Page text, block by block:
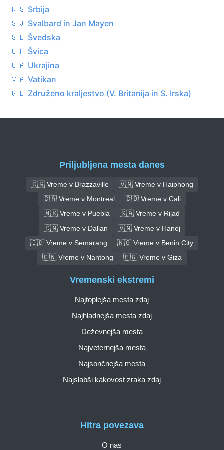
🇷🇸 Srbija
🇸🇯 Svalbard in Jan Mayen
🇸🇪 Švedska
🇨🇭 Švica
🇺🇦 Ukrajina
🇻🇦 Vatikan
🇬🇧 Združeno kraljestvo (V. Britanija in S. Irska)
Priljubljena mesta danes
🇨🇬 Vreme v Brazzaville
🇻🇳 Vreme v Haiphong
🇨🇦 Vreme v Montreal
🇨🇴 Vreme v Cali
🇲🇽 Vreme v Puebla
🇸🇦 Vreme v Rijad
🇨🇳 Vreme v Dalian
🇻🇳 Vreme v Hanoj
🇮🇩 Vreme v Semarang
🇳🇬 Vreme v Benin City
🇨🇳 Vreme v Nantong
🇪🇬 Vreme v Giza
Hitra povezava
O nas
Vremenski ekstremi
Najtoplejša mesta zdaj
Najhladnejša mesta zdaj
Deževnejša mesta
Najveternejša mesta
Najsončnejša mesta
Najslabši kakovost zraka zdaj